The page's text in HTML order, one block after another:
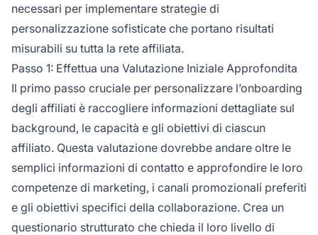
necessari per implementare strategie di
personalizzazione sofisticate che portano risultati
misurabili su tutta la rete affiliata.
Passo 1: Effettua una Valutazione Iniziale Approfondita
Il primo passo cruciale per personalizzare l’onboarding
degli affiliati è raccogliere informazioni dettagliate sul
background, le capacità e gli obiettivi di ciascun
affiliato. Questa valutazione dovrebbe andare oltre le
semplici informazioni di contatto e approfondire le loro
competenze di marketing, i canali promozionali preferiti
e gli obiettivi specifici della collaborazione. Crea un
questionario strutturato che chieda il loro livello di